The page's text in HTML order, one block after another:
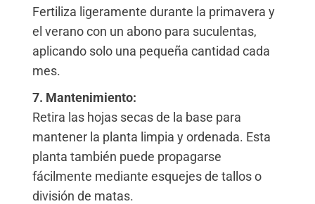
Fertiliza ligeramente durante la primavera y
el verano con un abono para suculentas,
aplicando solo una pequeña cantidad cada
mes.
7. Mantenimiento:
Retira las hojas secas de la base para
mantener la planta limpia y ordenada. Esta
planta también puede propagarse
fácilmente mediante esquejes de tallos o
división de matas.